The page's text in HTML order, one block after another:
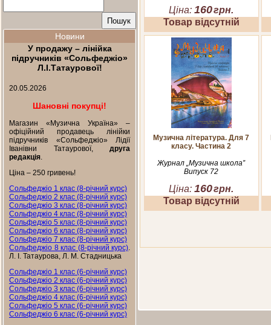
Новини
У продажу – лінійка
підручників «Сольфеджіо»
Л.І.Татаурової!
20.05.2026
Шановні покупці!
Магазин «Музична Україна» –
офіційний продавець лінійки
підручників «Сольфеджіо» Лідії
Іванівни Татаурової, друга
редакція.
Ціна – 250 гривень!
Сольфеджіо 1 клас (8-річний курс)
Сольфеджіо 2 клас (8-річний курс)
Сольфеджіо 3 клас (8-річний курс)
Сольфеджіо 4 клас (8-річний курс)
Сольфеджіо 5 клас (8-річний курс)
Сольфеджіо 6 клас (8-річний курс)
Сольфеджіо 7 клас (8-річний курс)
Сольфеджіо 8 клас (8-річний курс).
Л. І. Татаурова, Л. М. Стадницька
Сольфеджіо 1 клас (6-річний курс)
Сольфеджіо 2 клас (6-річний курс)
Сольфеджіо 3 клас (6-річний курс)
Сольфеджіо 4 клас (6-річний курс)
Сольфеджіо 5 клас (6-річний курс)
Сольфеджіо 6 клас (6-річний курс)
Ціна: 160грн.
Товар відсутній
Музична література. Для 7
класу. Частина 2
Журнал „Музична школа”
Випуск 72
Ціна: 160грн.
Товар відсутній